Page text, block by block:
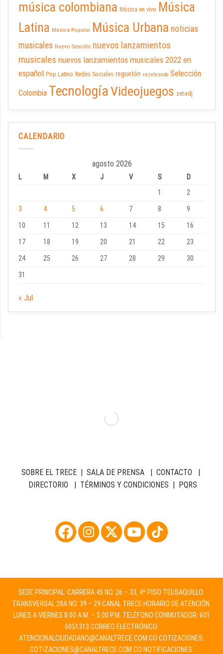
música colombiana Música en vivo Música
Latina Música Popular Música Urbana noticias
musicales Nuevo Sencillo nuevos lanzamientos
musicales nuevos lanzamientos musicales 2022 en
español Pop Latino Redes Sociales reguetón rezeteando Selección
Colombia TecnologíaVideojuegos zetadj
CALENDARIO
agosto 2026
L M X J V S
D
1
2
3
4 5 6 7 8
9
10
11 12 13 14 15
16
17
18 19 20 21 22
23
24
25 26 27 28 29
30
31
« Jul
SOBRE EL TRECE| SALA DE PRENSA| CONTACTO
DIRECTORIO
TÉRMINOS Y CONDICIONES PQRS
SEDE PRINCIPAL: CARRERA 45 NO. 26 – 33, 4º PISO TEUSAQUILLO:
TRANSVERSAL 28A NO. 39 – 29 CANAL TRECE HORARIO DE ATENCIÓN:
LUNES A VIERNES 8:00 A.M. – 5:00 P.M. TELÉFONO CONMUTADOR: 601
6051313 CORREO ELECTRÓNICO:
ATENCIONALCIUDADANO@CANALTRECE.COM.CO COTIZACIONES:
COTIZACIONES@CANALTRECE.COM.CO NOTIFICACIONES: